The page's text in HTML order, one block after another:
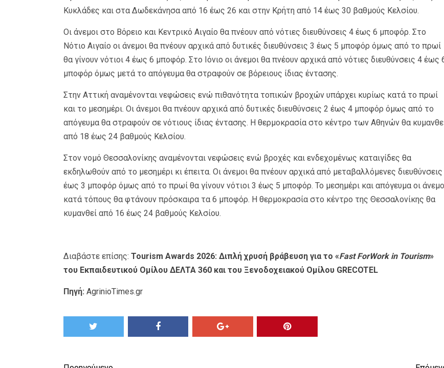
Κυκλάδες και στα Δωδεκάνησα από 16 έως 26 και στην Κρήτη από 14 έως 30 βαθμούς Κελσίου.
Οι άνεμοι στο Βόρειο και Κεντρικό Αιγαίο θα πνέουν από νότιες διευθύνσεις 4 έως 6 μποφόρ. Στο
Νότιο Αιγαίο οι άνεμοι θα πνέουν αρχικά από δυτικές διευθύνσεις 3 έως 5 μποφόρ όμως από το πρωί
θα γίνουν νότιοι 4 έως 6 μποφόρ. Στο Ιόνιο οι άνεμοι θα πνέουν αρχικά από νότιες διευθύνσεις 4 έως
μποφόρ όμως μετά το απόγευμα θα στραφούν σε βόρειους ίδιας έντασης.
Στην Αττική αναμένονται νεφώσεις ενώ πιθανότητα τοπικών βροχών υπάρχει κυρίως κατά το πρωί
και το μεσημέρι. Οι άνεμοι θα πνέουν αρχικά από δυτικές διευθύνσεις 2 έως 4 μποφόρ όμως από το
απόγευμα θα στραφούν σε νότιους ίδιας έντασης. Η θερμοκρασία στο κέντρο των Αθηνών θα
από 18 έως 24 βαθμούς Κελσίου.
Στον νομό Θεσσαλονίκης αναμένονται νεφώσεις ενώ βροχές και ενδεχομένως καταιγίδες θα
εκδηλωθούν από το μεσημέρι κι έπειτα. Οι άνεμοι θα πνέουν αρχικά από μεταβαλλόμενες διευθύνσεις
έως 3 μποφόρ όμως από το πρωί θα γίνουν νότιοι 3 έως 5 μποφόρ. Το μεσημέρι και απόγευμα οι
κατά τόπους θα φτάνουν πρόσκαιρα τα 6 μποφόρ. Η θερμοκρασία στο κέντρο της Θεσσαλονίκης θα
κυμανθεί από 16 έως 24 βαθμούς Κελσίου.
Διαβάστε επίσης: Tourism Awards 2026: Διπλή χρυσή βράβευση για το «Fast ForWork in Tourism»
του Εκπαιδευτικού Ομίλου ΔΕΛΤΑ 360 και του Ξενοδοχειακού Ομίλου GRECOTEL
Πηγή: AgrinioTimes.gr